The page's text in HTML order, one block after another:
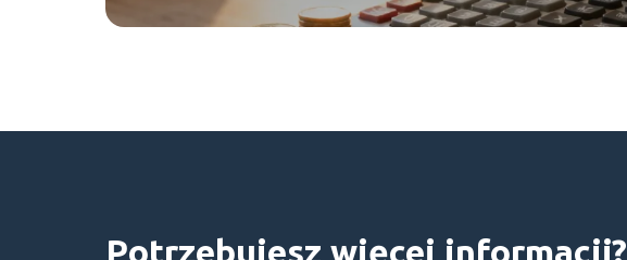
Potrzebujesz więcej informacji?